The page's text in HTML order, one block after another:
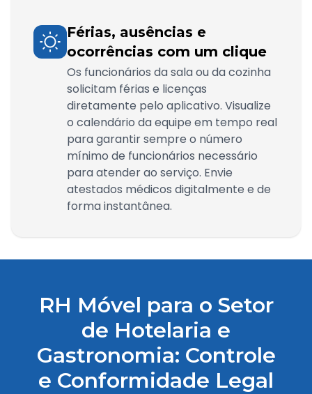
Férias, ausências e
ocorrências com um clique
Os funcionários da sala ou da cozinha
solicitam férias e licenças
diretamente pelo aplicativo. Visualize
o calendário da equipe em tempo real
para garantir sempre o número
mínimo de funcionários necessário
para atender ao serviço. Envie
atestados médicos digitalmente e de
forma instantânea.
RH Móvel para o Setor
de Hotelaria e
Gastronomia: Controle
e Conformidade Legal